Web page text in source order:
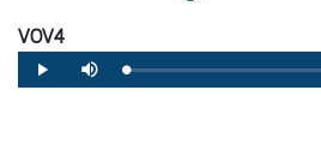
VOV4
Play Mute Loaded:
0%
Progress:
0%